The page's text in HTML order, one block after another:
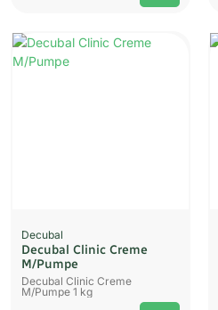
Decubal
Decubal Clinic Creme
M/Pumpe
Decubal Clinic Creme
M/Pumpe 1 kg